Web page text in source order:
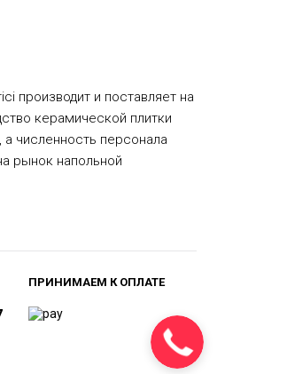
производит и поставляет на
керамической плитки
численность персонала
рынок напольной
ПРИНИМАЕМ К ОПЛАТЕ